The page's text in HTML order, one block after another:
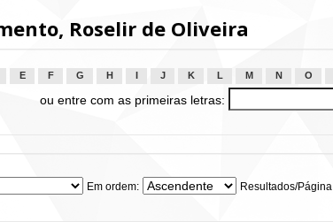
Roselir de Oliveira
E F G H J K L M N O
ou entre com as primeiras letras:
Em ordem: Resultados/Página